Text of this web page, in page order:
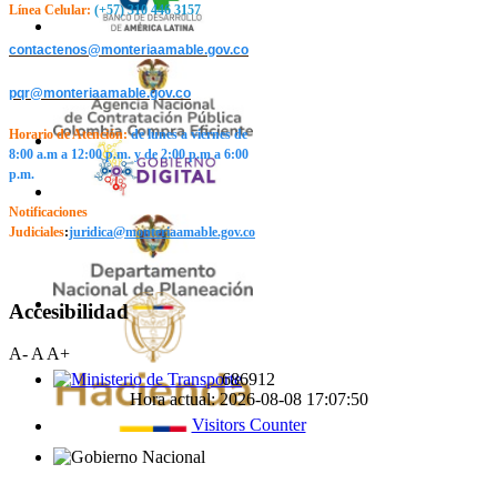
Línea Celular: (+57) 310 446 3157
contactenos@monteriaamable.gov.co
pqr@monteriaamable.gov.co
Horario de Atención: de lunes a viernes de
8:00 a.m a 12:00 p.m. y de 2:00 p.m a 6:00
p.m.
Notificaciones
Judiciales:juridica@monteriaamable.gov.co
Accesibilidad
A- A A+
68691 2
Hora actual: 2026-08-08 17:07:50
Visitors Counter